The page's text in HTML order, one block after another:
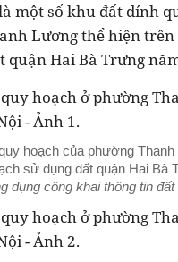
một số khu đất dính
Lương thể hiện trên
quận Hai Bà Trưng
hoạch của phường
sử dụng đất quận Hai Bà
dụng công khai thông tin